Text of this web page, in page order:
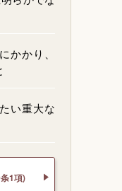
かかり、
い重大な
1項)